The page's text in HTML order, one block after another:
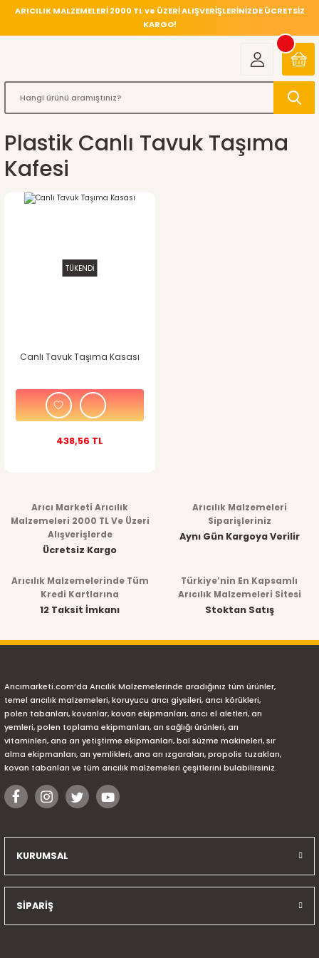
ARICILIK MALZEMELERİ 2000 TL ve ÜZERİ ALIŞVERİŞLERİNİZDE ÜCRETSİZ
KARGO!
Plastik Canlı Tavuk Taşıma
Kafesi
TÜKENDİ
Canlı Tavuk Taşıma Kasası
438,56 TL
Arıcı Marketi Arıcılık
Malzemeleri 2000 TL Ve Üzeri
Alışverişlerde
Ücretsiz Kargo
Arıcılık Malzemeleri
Siparişleriniz
Aynı Gün Kargoya Verilir
Arıcılık Malzemelerinde Tüm
Kredi Kartlarına
12 Taksit İmkanı
Türkiye’nin En Kapsamlı
Arıcılık Malzemeleri Sitesi
Stoktan Satış
Arıcımarketi.com’da Arıcılık Malzemelerinde aradığınız tüm ürünler,
temel arıcılık malzemeleri, koruyucu arıcı giysileri, arıcı körükleri,
polen tabanları, kovanlar, kovan ekipmanları, arıcı el aletleri, arı
yemleri, polen toplama ekipmanları, arı sağlığı ürünleri, arı
vitaminleri, ana arı yetiştirme ekipmanları, bal süzme makineleri, sır
alma ekipmanları, arı yemlikleri, ana arı ızgaraları, propolis tuzakları,
kovan tabanları ve tüm arıcılık malzemeleri çeşitlerini bulabilirsiniz.
KURUMSAL
SİPARİŞ